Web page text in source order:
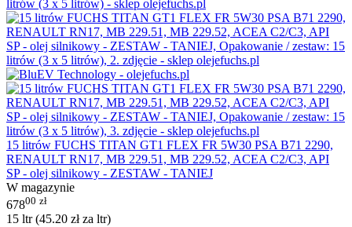
15 litrów FUCHS TITAN GT1 FLEX FR 5W30 PSA B71 2290,
RENAULT RN17, MB 229.51, MB 229.52, ACEA C2/C3, API
SP - olej silnikowy - ZESTAW - TANIEJ
W magazynie
67800 zł
15 ltr (45.20 złza ltr)